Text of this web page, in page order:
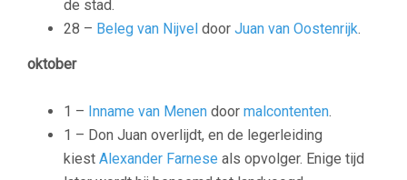
de stad.
28 – Beleg van Nijvel door Juan van Oostenrijk.
oktober
1 – Inname van Menen door malcontenten.
1 – Don Juan overlijdt, en de legerleiding
kiest Alexander Farnese als opvolger. Enige tijd